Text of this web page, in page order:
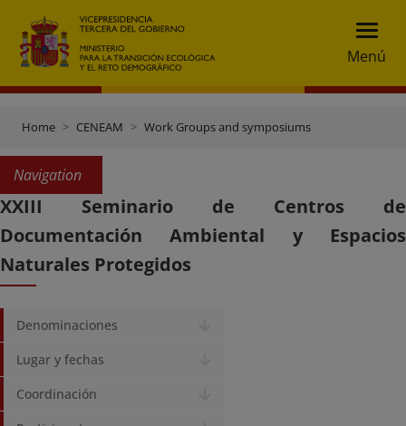
Menú
Home CENEAM Work Groups and symposiums
Navigation
XXIII Seminario de Centros de
Documentación Ambiental y Espacios
Naturales Protegidos
Denominaciones
Lugar y fechas
Coordinación